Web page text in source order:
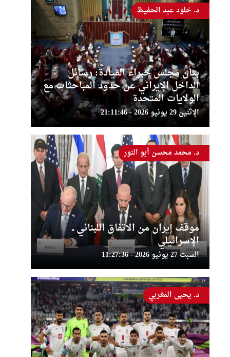
بيان مجلس خبراء القيادة: رسائل
الداخل الإيراني عن حدود المباحثات مع
الولايات المتحدة
الإثنين 29 يونيو 2026 - 21:11:46
د. خلود عبد الحفيظ
موقف إيران من الاتفاق اللبناني ــ
الإسرائيلي
السبت 27 يونيو 2026 - 11:27:36
د. محمد محسن أبو النور
د. يحيى المغربي